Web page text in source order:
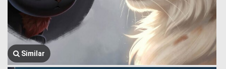
Similar